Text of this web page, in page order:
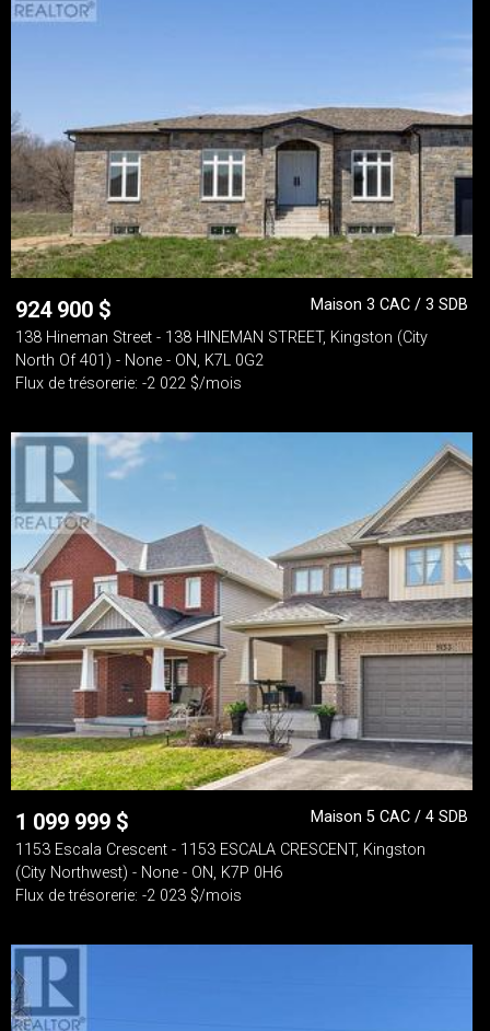
924 900 $
Maison 3 CAC / 3 SDB
138 Hineman Street - 138 HINEMAN STREET, Kingston (City
North Of 401) - None - ON, K7L 0G2
Flux de trésorerie: -2 022 $/mois
1 099 999 $
Maison 5 CAC / 4 SDB
1153 Escala Crescent - 1153 ESCALA CRESCENT, Kingston
(City Northwest) - None - ON, K7P 0H6
Flux de trésorerie: -2 023 $/mois